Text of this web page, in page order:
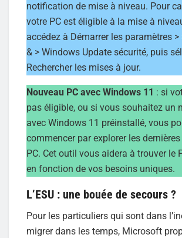
notification de mise à niveau. Pour
votre PC est éligible à la mise à
accédez à Démarrer les paramètres
& > Windows Update sécurité, puis
Rechercher les mises à jour.
Nouveau PC avec Windows 11 : si
pas éligible, ou si vous souhaitez un
avec Windows 11 préinstallé, vous
commencer par explorer les
PC. Cet outil vous aidera à trouver le
en fonction de vos besoins uniques. ​​​​​​​
L’ESU : une bouée de secours ?
Pour les particuliers qui sont dans
migrer dans les temps, Microsoft